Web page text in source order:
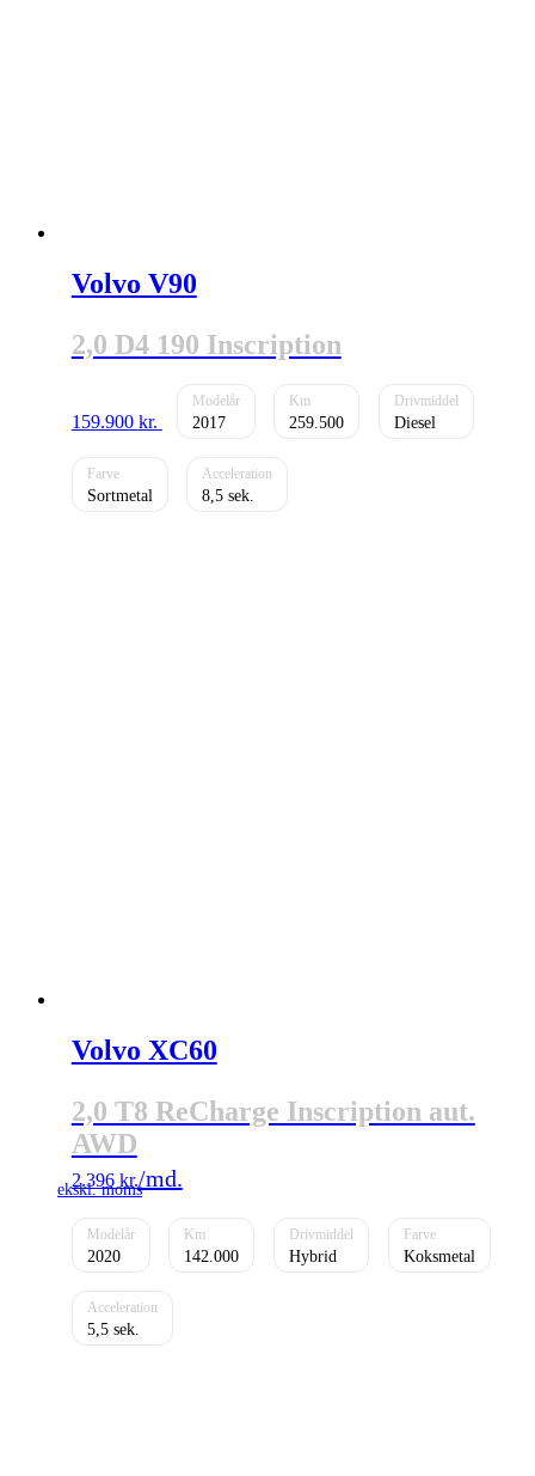
Volvo V90
2,0 D4 190 Inscription
159.900 kr. 2017 259.500 Diesel
Sortmetal 8,5
Volvo XC60
2,0 T8 ReCharge Inscription aut.
AWD
2.396 kr.
2020 142.000 Hybrid Koksmetal
5,5